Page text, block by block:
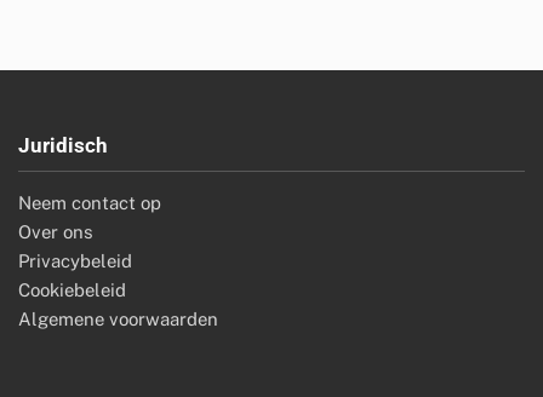
Juridisch
Neem contact op
Over ons
Privacybeleid
Cookiebeleid
Algemene voorwaarden